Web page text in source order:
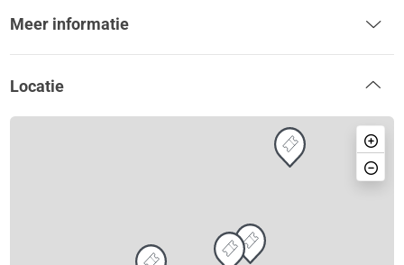
Meer informatie
Locatie